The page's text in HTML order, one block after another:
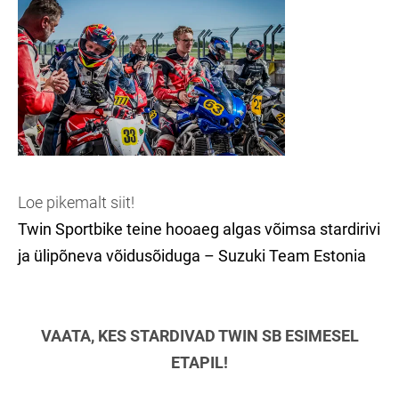
Loe pikemalt siit!
Twin Sportbike teine hooaeg algas võimsa stardirivi
ja ülipõneva võidusõiduga – Suzuki Team Estonia
VAATA, KES STARDIVAD TWIN SB ESIMESEL
ETAPIL!